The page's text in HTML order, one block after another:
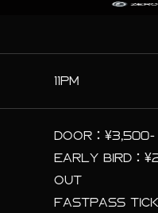
11PM
DOOR：¥3,500-
EARLY BIRD：
OUT
FASTPASS